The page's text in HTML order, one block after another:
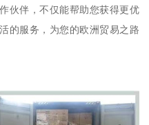
伙伴，不仅能帮助您获得更优
的服务，为您的欧洲贸易之路